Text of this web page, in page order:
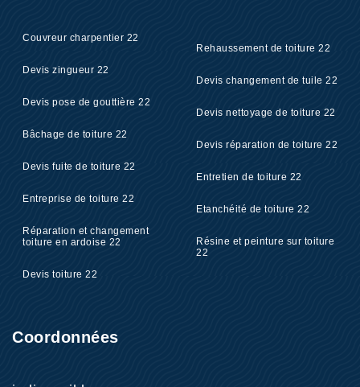
Couvreur charpentier 22
Devis zingueur 22
Devis pose de gouttière 22
Bâchage de toiture 22
Devis fuite de toiture 22
Entreprise de toiture 22
Réparation et changement
toiture en ardoise 22
Devis toiture 22
Rehaussement de toiture 22
Devis changement de tuile 22
Devis nettoyage de toiture 22
Devis réparation de toiture 22
Entretien de toiture 22
Etanchéité de toiture 22
Résine et peinture sur toiture
22
Coordonnées